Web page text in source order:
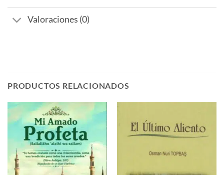
Valoraciones (0)
PRODUCTOS RELACIONADOS